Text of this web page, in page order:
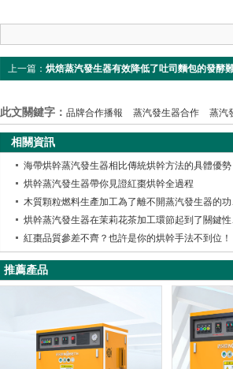
上一篇： 烘焙蒸汽發生器有效降低了吐司麵包的發酵
此文關鍵字： 品牌合作播報 蒸汽發生器合作 蒸汽
相關資訊
海帶烘幹蒸汽發生器相比傳統烘幹方法的具體優勢
烘幹蒸汽發生器帶你見證紅棗烘幹全過程
木質
烘幹
紅棗品質參差不齊？也許是你的烘幹手法不到位！
推薦產品